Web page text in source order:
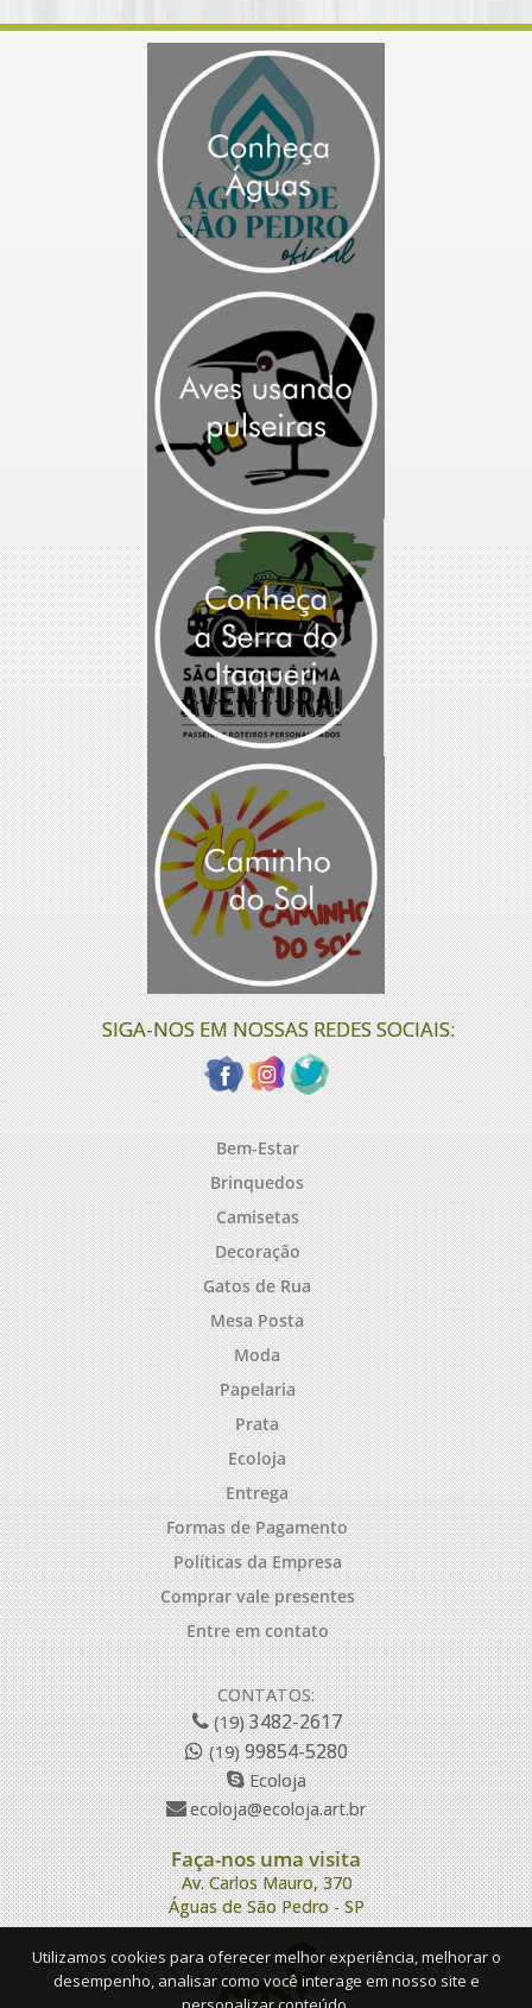
SIGA-NOS EM NOSSAS REDES SOCIAIS:
Bem-Estar
Brinquedos
Camisetas
Decoração
Gatos de Rua
Mesa Posta
Moda
Papelaria
Prata
Ecoloja
Entrega
Formas de Pagamento
Políticas da Empresa
Comprar vale presentes
Entre em contato
CONTATOS:
(19)3482-2617
(19)99854-5280
Ecoloja
ecoloja@ecoloja.art.br
Faça-nos uma visita
Av. Carlos Mauro, 370
Águas de São Pedro - SP
Utilizamos cookies para oferecer melhor experiência, melhorar o
desempenho, analisar como você interage em nosso site e